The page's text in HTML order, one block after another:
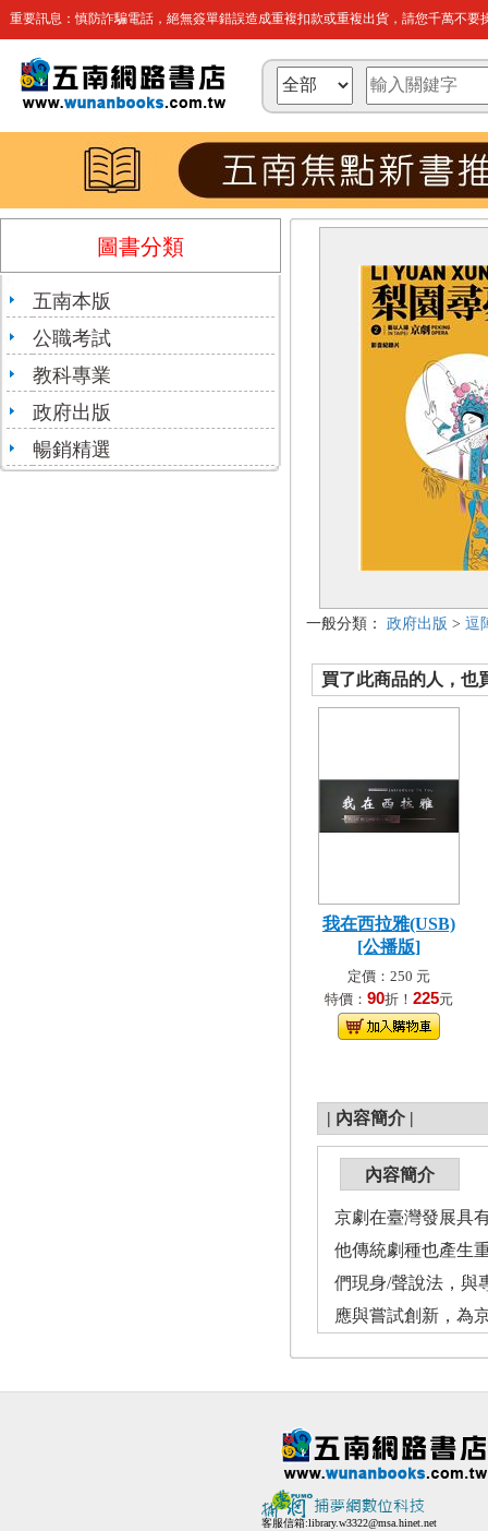
重要訊息：慎防詐騙電話，絕無簽單錯誤造成重複扣款或重複出貨，請您千萬不要
圖書分類
五南本版
公職考試
教科專業
政府出版
暢銷精選
一般分類： 政府出版 > 逗
買了此商品的人，也
我在西拉雅(USB)
[公播版]
定價：250 元
特價： 90折！ 225元
| 內容簡介 |
內容簡介
京劇在臺灣發展具
他傳統劇種也產生
們現身/聲說法，與
應與嘗試創新，為
客服信箱:library.w3322@msa.hinet.net